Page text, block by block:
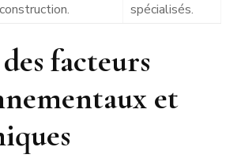
construction.
spécialisés.
facteurs
et